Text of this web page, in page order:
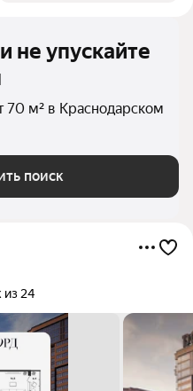
не упускайте
70 м² в Краснодарском
поиск
из 24